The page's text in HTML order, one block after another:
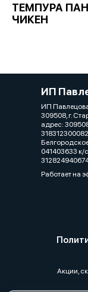
ТЕМПУРА
ЧИКЕН
ИП
ИП
309508, г.
адрес:
041403633 к/
Работает на
Акции,